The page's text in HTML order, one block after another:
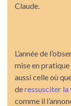
Claude.
L’année de
mise en
aussi celle où
deressusciter
comme il